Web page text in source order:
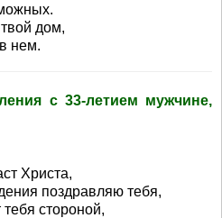
дом,
нем.
с 33-летием мужчине,
Христа,
поздравляю тебя,
тебя стороной,